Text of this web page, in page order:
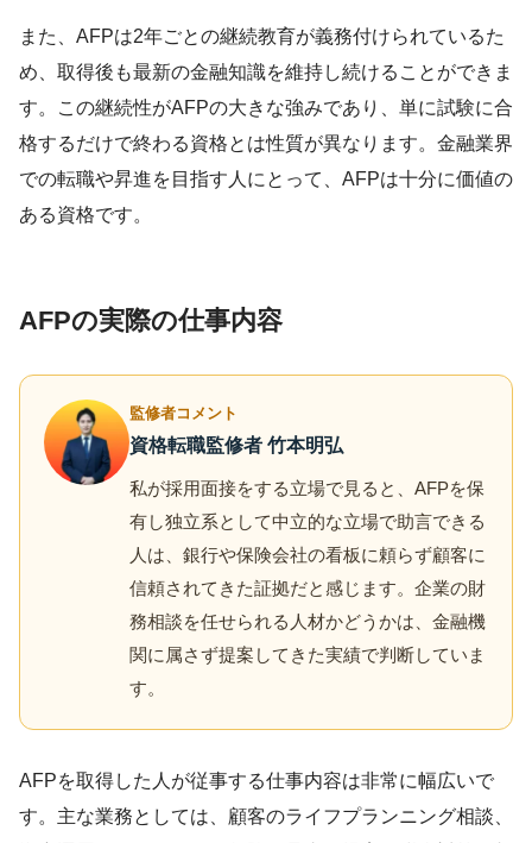
また、AFPは2年ごとの継続教育が義務付けられているた
め、取得後も最新の金融知識を維持し続けることができま
す。この継続性がAFPの大きな強みであり、単に試験に合
格するだけで終わる資格とは性質が異なります。金融業界
での転職や昇進を目指す人にとって、AFPは十分に価値の
ある資格です。
AFPの実際の仕事内容
監修者コメント
資格転職監修者 竹本明弘
私が採用面接をする立場で見ると、AFPを保
有し独立系として中立的な立場で助言できる
人は、銀行や保険会社の看板に頼らず顧客に
信頼されてきた証拠だと感じます。企業の財
務相談を任せられる人材かどうかは、金融機
関に属さず提案してきた実績で判断していま
す。
AFPを取得した人が従事する仕事内容は非常に幅広いで
す。主な業務としては、顧客のライフプランニング相談、